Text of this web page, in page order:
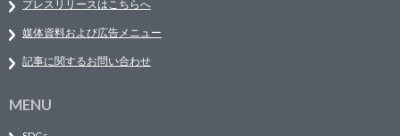
プレスリリースはこちらへ
媒体資料および広告メニュー
記事に関するお問い合わせ
MENU